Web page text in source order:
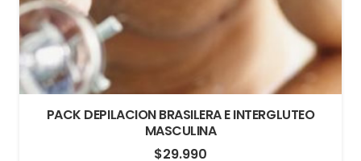
DEPILACION INTERGLUTEOS MASCULINA
$9.900